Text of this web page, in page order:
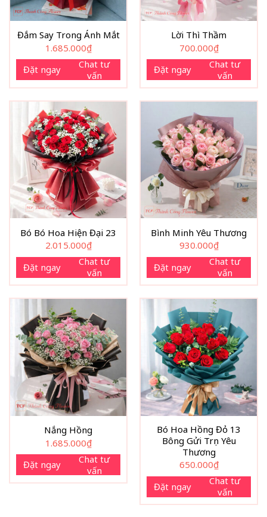
Đắm Say Trong Ánh Mắt
1.685.000₫
Đặt ngay
Chat tư
vấn
Lời Thì Thầm
700.000₫
Đặt ngay
Chat tư
vấn
Bó Bó Hoa Hiện Đại 23
2.015.000₫
Đặt ngay
Chat tư
vấn
Bình Minh Yêu Thương
930.000₫
Đặt ngay
Chat tư
vấn
Nắng Hồng
1.685.000₫
Đặt ngay
Chat tư
vấn
Bó Hoa Hồng Đỏ 13
Bông Gửi Trọn Yêu
Thương
650.000₫
Đặt ngay
Chat tư
vấn